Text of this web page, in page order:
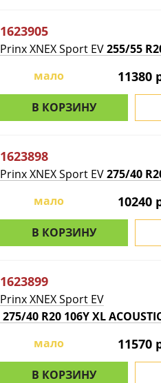
1623905
Prinx XNEX Sport EV255/55
мало
11380
В КОРЗИНУ
1623898
Prinx XNEX Sport EV275/40
мало
10240
В КОРЗИНУ
1623899
Prinx XNEX Sport EV
275/40 R20 106Y XL
мало
11570
В КОРЗИНУ